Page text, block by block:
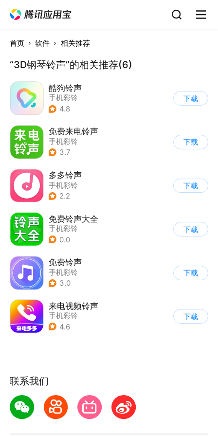
首页 软件 相关推荐
“3D钢琴铃声”的相关推荐(6)
酷狗铃声
手机彩铃
4.8
下载
免费来电铃声
手机彩铃
3.7
下载
多多铃声
手机彩铃
2.2
下载
免费铃声大全
手机彩铃
0.0
下载
免费铃声
手机彩铃
3.0
下载
来电视频铃声
手机彩铃
4.6
下载
联系我们